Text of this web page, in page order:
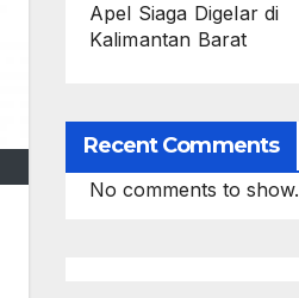
Apel Siaga Digelar di
Kalimantan Barat
Recent Comments
No comments to show.